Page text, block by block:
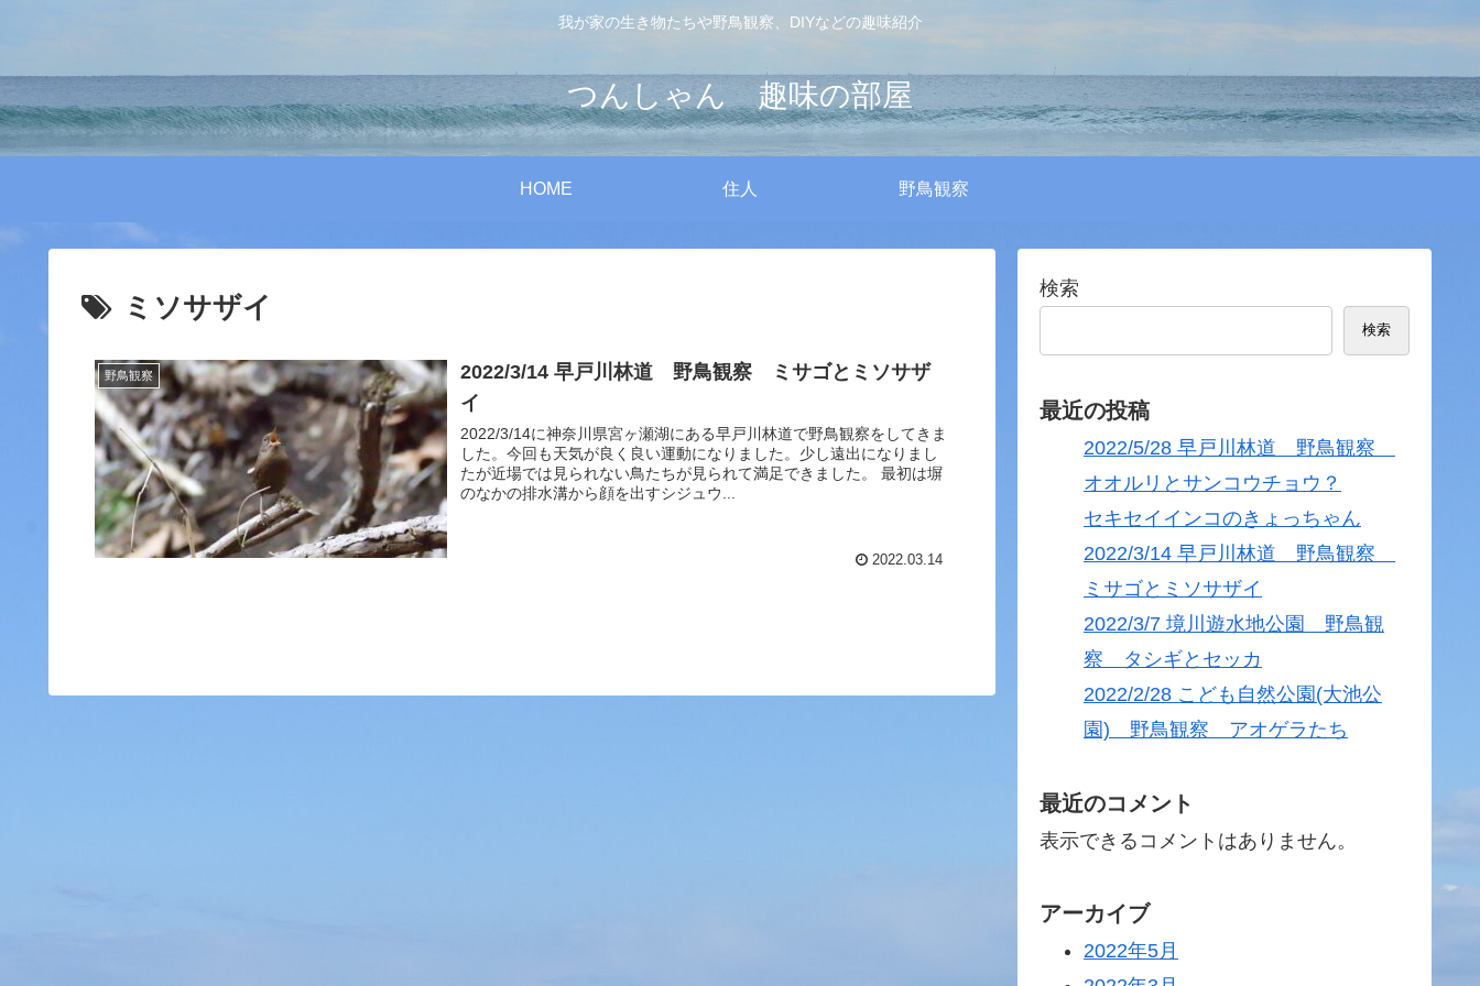
我が家の生き物たちや野鳥観察、DIYなどの趣味紹介
つんしゃん 趣味の部屋
HOME 住人 野鳥観察
ミソサザイ
野鳥観察
2022/3/14 早戸川林道 野鳥観察 ミサゴとミソサザ
イ
2022/3/14に神奈川県宮ヶ瀬湖にある早戸川林道で野鳥観察をしてきま
した。今回も天気が良く良い運動になりました。少し遠出になりまし
たが近場では見られない鳥たちが見られて満足できました。 最初は塀
のなかの排水溝から顔を出すシジュウ...
2022.03.14
検索
検索
最近の投稿
2022/5/28 早戸川林道 野鳥観察
オオルリとサンコウチョウ？
セキセイインコのきょっちゃん
2022/3/14 早戸川林道 野鳥観察
ミサゴとミソサザイ
2022/3/7 境川遊水地公園 野鳥観
察 タシギとセッカ
2022/2/28 こども自然公園(大池公
園) 野鳥観察 アオゲラたち
最近のコメント
表示できるコメントはありません。
アーカイブ
2022年5月